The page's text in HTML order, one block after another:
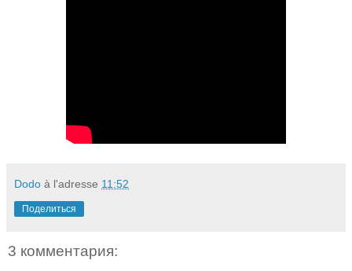
Dodo à l'adresse 11:52
Поделиться
3 комментария: